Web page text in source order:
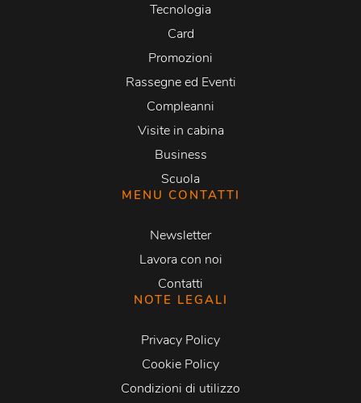
Tecnologia
Card
Promozioni
Rassegne ed Eventi
Compleanni
Visite in cabina
Business
Scuola
MENU CONTATTI
Newsletter
Lavora con noi
Contatti
NOTE LEGALI
Privacy Policy
Cookie Policy
Condizioni di utilizzo